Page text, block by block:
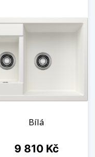
Bílá
Cena
9 810 Kč